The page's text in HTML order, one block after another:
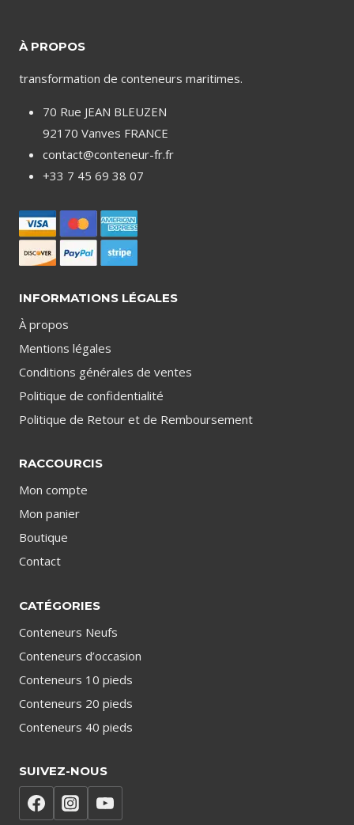
À PROPOS
transformation de conteneurs maritimes.
70 Rue JEAN BLEUZEN
92170 Vanves FRANCE
contact@conteneur-fr.fr
+33 7 45 69 38 07
INFORMATIONS LÉGALES
À propos
Mentions légales
Conditions générales de ventes
Politique de confidentialité
Politique de Retour et de Remboursement
RACCOURCIS
Mon compte
Mon panier
Boutique
Contact
CATÉGORIES
Conteneurs Neufs
Conteneurs d’occasion
Conteneurs 10 pieds
Conteneurs 20 pieds
Conteneurs 40 pieds
SUIVEZ-NOUS